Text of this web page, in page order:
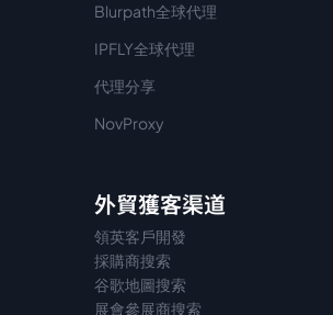
Blurpath全球代理
IPFLY全球代理
代理分享
NovProxy
外貿獲客渠道
領英客戶開發
採購商搜索
谷歌地圖搜索
展會參展商搜索